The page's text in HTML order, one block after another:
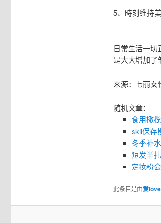
5、時刻维持
日常生活一切
是大大增加了
来源：七丽女
随机文章：
食用橄
skll保存
冬季补
短发半
定妆粉
此条目是由爱love